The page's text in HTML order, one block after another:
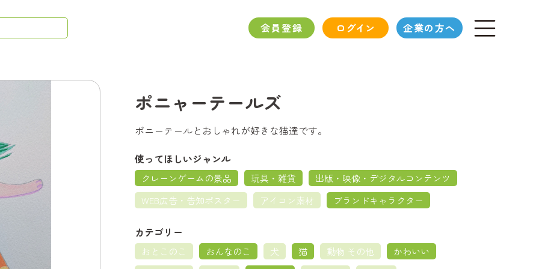
会員登録 ログイン 企業の方へ
ポニャーテールズ
ポニーテールとおしゃれが好きな猫達です。
使ってほしいジャンル
クレーンゲームの景品 玩具・雑貨
出版・映像・デジタルコンテンツ
WEB広告・告知ポスター
アイコン素材 ブランドキャラクター
カテゴリー
おとこのこ おんなのこ 犬 猫 動物 その他
かわいい